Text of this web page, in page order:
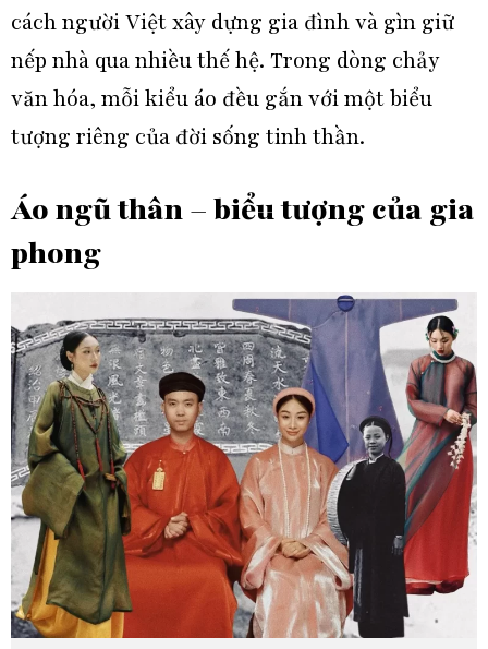
cách người Việt xây dựng gia đình và gìn giữ
nếp nhà qua nhiều thế hệ. Trong dòng chảy
văn hóa, mỗi kiểu áo đều gắn với một biểu
tượng riêng của đời sống tinh thần.
Áo ngũ thân – biểu tượng của gia
phong